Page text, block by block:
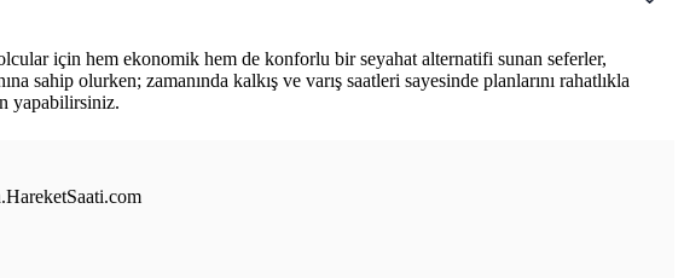
için hem ekonomik hem de konforlu bir seyahat alternatifi sunan seferler,
olurken; zamanında kalkış ve varış saatleri sayesinde planlarını rahatlıkla
yapabilirsiniz.